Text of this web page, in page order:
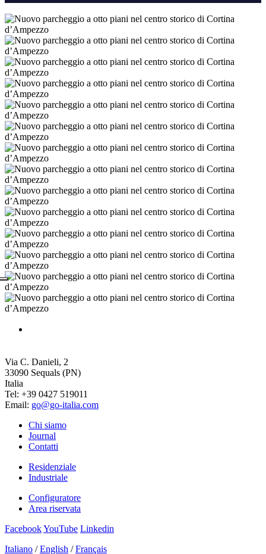
Via C. Danieli, 2
33090 Sequals (PN)
Italia
Tel: +39 0427 519011
Email: go@go-italia.com
Chi siamo
Journal
Contatti
Residenziale
Industriale
Configuratore
Area riservata
FacebookYouTube Linkedin
Italiano /English /Français